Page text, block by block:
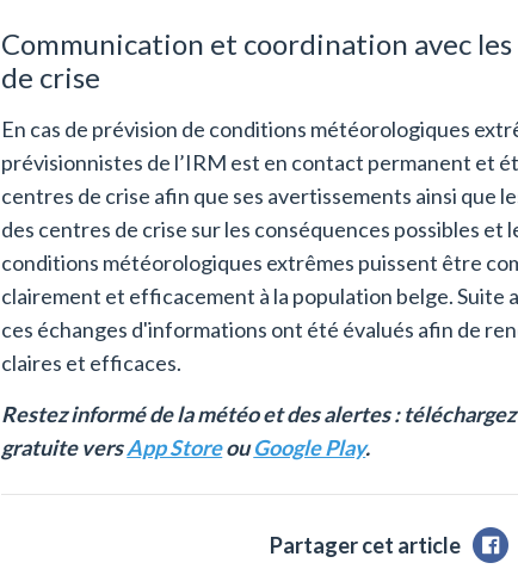
Communication et coordination avec
de crise
En cas de prévision de conditions météorologiques
prévisionnistes de l’IRM est en contact permanent et
centres de crise afin que ses avertissements ainsi que
des centres de crise sur les conséquences possibles et
conditions météorologiques extrêmes puissent être
clairement et efficacement à la population belge. Suite
ces échanges d'informations ont été évalués afin de
claires et efficaces.
Restez informé de la météo et des alertes :
gratuite versApp StoreouGoogle Play.
Partager cet article